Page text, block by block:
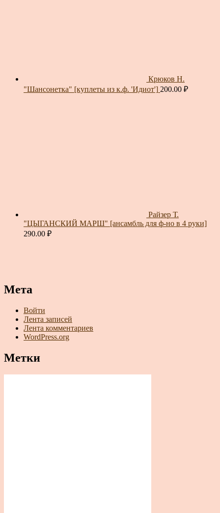
Крюков Н.
"Шансонетка" [куплеты из к.ф. 'Идиот'] 200.00 ₽
Райзер Т.
"ЦЫГАНСКИЙ МАРШ" [ансамбль для ф-но в 4 руки]
290.00 ₽
Мета
Войти
Лента записей
Лента комментариев
WordPress.org
Метки